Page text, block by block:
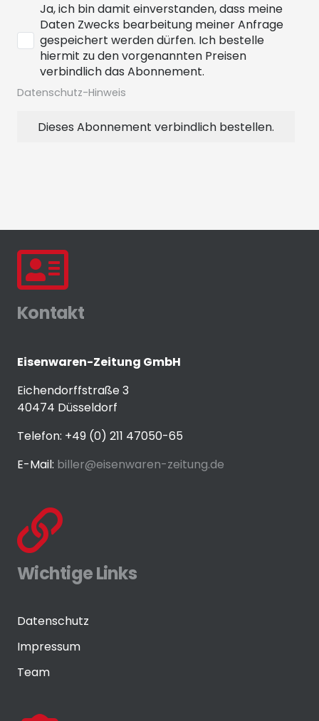
Ja, ich bin damit einverstanden, dass meine
Daten Zwecks bearbeitung meiner Anfrage
gespeichert werden dürfen. Ich bestelle
hiermit zu den vorgenannten Preisen
verbindlich das Abonnement.
Datenschutz-Hinweis
Dieses Abonnement verbindlich bestellen.
Kontakt
Eisenwaren-Zeitung GmbH
Eichendorffstraße 3
40474 Düsseldorf
Telefon: +49 (0) 211 47050-65
E-Mail: biller@eisenwaren-zeitung.de
Wichtige Links
Datenschutz
Impressum
Team